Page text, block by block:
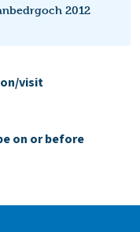
2012
visit
on or before